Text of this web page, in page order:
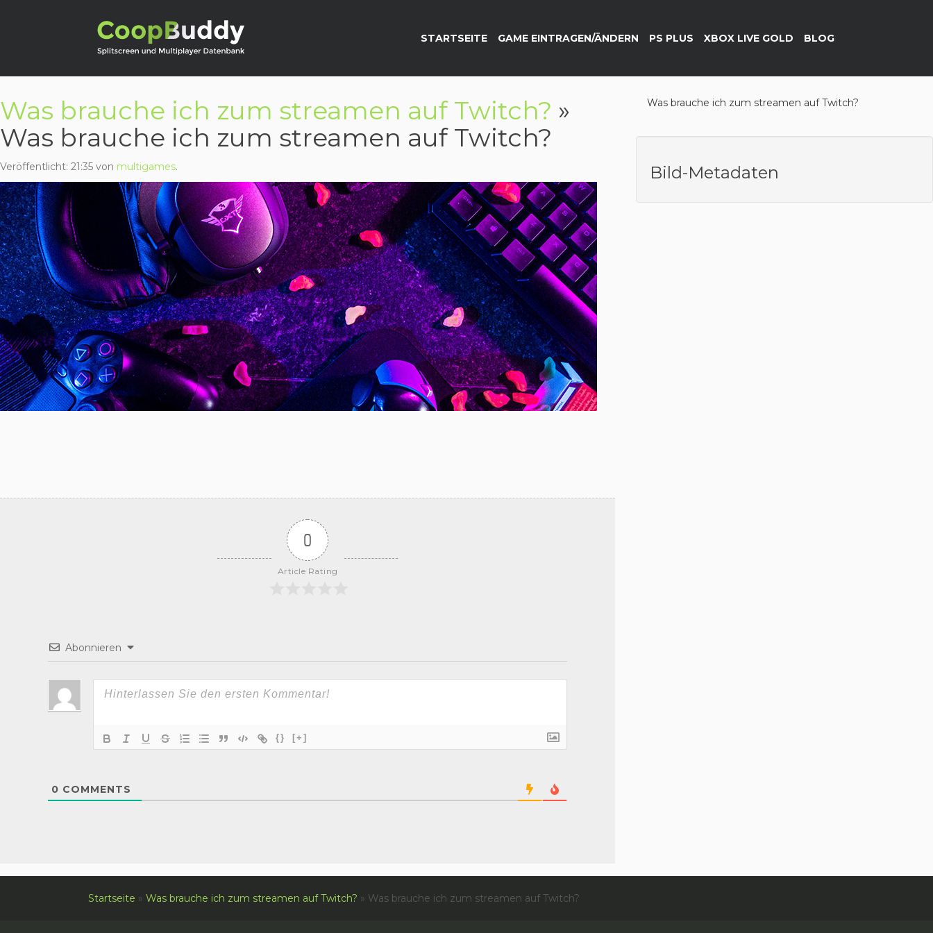
STARTSEITE GAME EINTRAGEN/ÄNDERN PS PLUS XBOX LIVE GOLD BLOG
Was brauche ich zum streamen auf Twitch? »
Was brauche ich zum streamen auf Twitch?
Veröffentlicht: 21:35 von multigames.
0
Article Rating
Abonnieren
{} [+]
0 COMMENTS
Was brauche ich zum streamen auf Twitch?
Bild-Metadaten
Startseite » Was brauche ich zum streamen auf Twitch? » Was brauche ich zum streamen auf Twitch?